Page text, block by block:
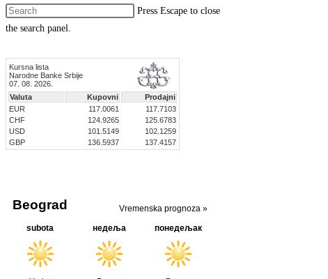
Press Escape to close
the search panel.